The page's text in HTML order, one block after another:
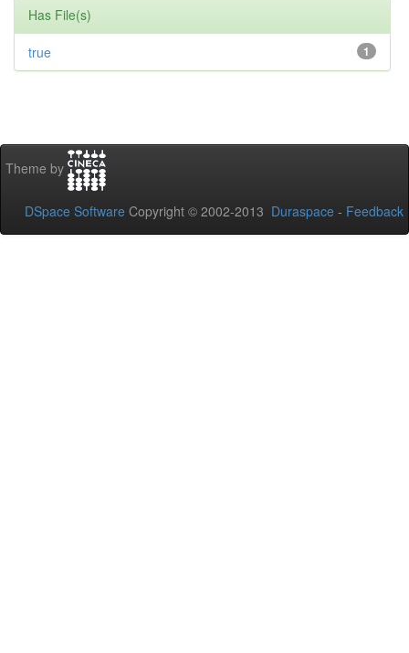
Has File(s)
1
true
Theme by
DSpace Software Copyright © 2002-2013 Duraspace - Feedback